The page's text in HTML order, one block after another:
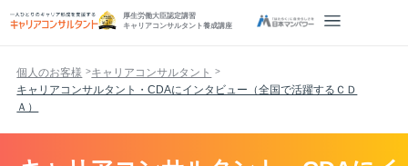
厚生労働大臣認定講習
キャリアコンサルタント養成講座
個人のお客様
キャリアコンサルタント
キャリアコンサルタント・CDAにインタビュー（全国で活躍するＣＤ
Ａ）